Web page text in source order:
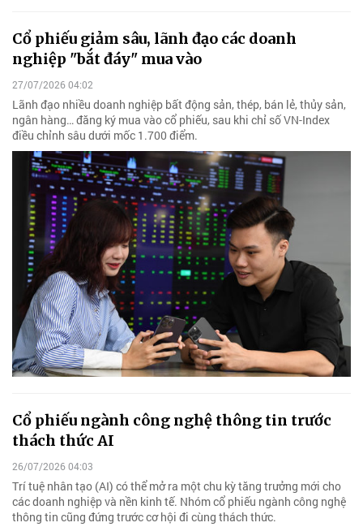
Cổ phiếu giảm sâu, lãnh đạo các doanh
nghiệp "bắt đáy" mua vào
27/07/2026 04:02
Lãnh đạo nhiều doanh nghiệp bất động sản, thép, bán lẻ, thủy sản,
ngân hàng… đăng ký mua vào cổ phiếu, sau khi chỉ số VN-Index
điều chỉnh sâu dưới mốc 1.700 điểm.
Cổ phiếu ngành công nghệ thông tin trước
thách thức AI
26/07/2026 04:03
Trí tuệ nhân tạo (AI) có thể mở ra một chu kỳ tăng trưởng mới cho
các doanh nghiệp và nền kinh tế. Nhóm cổ phiếu ngành công nghệ
thông tin cũng đứng trước cơ hội đi cùng thách thức.